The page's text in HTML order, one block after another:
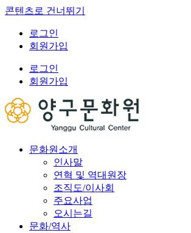
콘텐츠로 건너뛰기
로그인
회원가입
로그인
회원가입
문화원소개
인사말
연혁 및 역대원장
조직도/이사회
주요사업
오시는길
문화/역사